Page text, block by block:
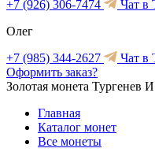
+7 (926) 306-7474
Чат в
Олег
+7 (985) 344-2627
Чат в
Оформить заказ?
Золотая монета Тургенев
Главная
Каталог монет
Все монеты